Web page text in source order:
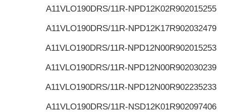
R902015255
A11VLO190DRS/11R-NPD12K02
R902032479
A11VLO190DRS/11R-NPD12K17
R902015253
A11VLO190DRS/11R-NPD12N00
R902030239
A11VLO190DRS/11R-NPD12N00
R902235233
A11VLO190DRS/11R-NPD12N00
R902097406
A11VLO190DRS/11R-NSD12K01